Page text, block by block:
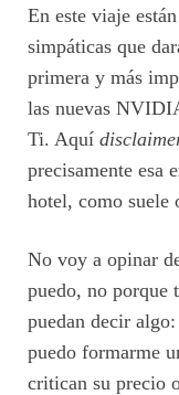
En este viaje
simpáticas que
primera y más
las nuevas
Ti. Aquí
precisamente esa
hotel, como suele
No voy a opinar
puedo, no porque
puedan decir
puedo formarme
critican su precio